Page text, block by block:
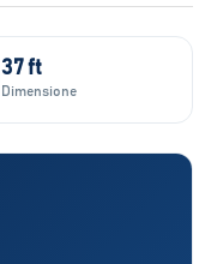
37 ft
Dimensione